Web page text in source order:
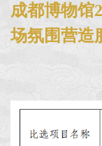
成都博物馆
场氛围营造